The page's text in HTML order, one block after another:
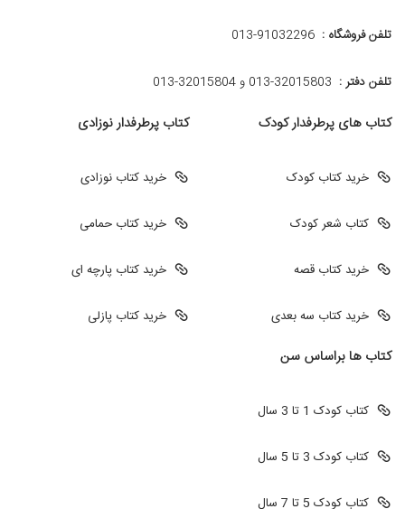
تلفن فروشگاه : 013-91032296
تلفن دفتر : 013-32015803 و 32015804-013
کتاب های پرطرفدار کودک
خرید کتاب کودک
کتاب شعر کودک
خرید کتاب قصه
خرید کتاب سه بعدی
کتاب پرطرفدار نوزادی
خرید کتاب نوزادی
خرید کتاب حمامی
خرید کتاب پارچه ای
خرید کتاب پازلی
کتاب ها براساس سن
کتاب کودک 1 تا 3 سال
کتاب کودک 3 تا 5 سال
کتاب کودک 5 تا 7 سال